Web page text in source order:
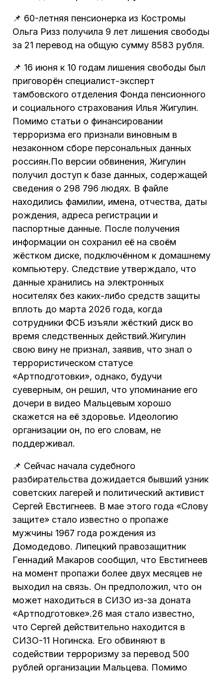
📌 60-летняя пенсионерка из Костромы
Ольга Ризз получила 9 лет лишения свободы
за 21 перевод на общую сумму 8583 рубля.
📌 16 июня к 10 годам лишения свободы был
приговорён специалист-эксперт
тамбовского отделения Фонда пенсионного
и социального страхования Илья Жигулин.
Помимо статьи о финансировании
терроризма его признали виновным в
незаконном сборе персональных данных
россиян.По версии обвинения, Жигулин
получил доступ к базе данных, содержащей
сведения о 298 796 людях. В файле
находились фамилии, имена, отчества, даты
рождения, адреса регистрации и
паспортные данные. После получения
информации он сохранил её на своём
жёстком диске, подключённом к домашнему
компьютеру. Следствие утверждало, что
данные хранились на электронных
носителях без каких-либо средств защиты
вплоть до марта 2026 года, когда
сотрудники ФСБ изъяли жёсткий диск во
время следственных действий.Жигулин
свою вину не признал, заявив, что знал о
террористическом статусе
«Артподготовки», однако, будучи
суеверным, он решил, что упоминание его
дочери в видео Мальцевым хорошо
скажется на её здоровье. Идеологию
организации он, по его словам, не
поддерживал.
📌 Сейчас начала судебного
разбирательства дожидается бывший узник
советских лагерей и политический активист
Сергей Евстигнеев. В мае этого года «Слову
защите» стало известно о пропаже
мужчины 1967 года рождения из
Домодедово. Липецкий правозащитник
Геннадий Макаров сообщил, что Евстигнеев
на момент пропажи более двух месяцев не
выходил на связь. Он предположил, что он
может находиться в СИЗО из-за доната
«Артподготовке».26 мая стало известно,
что Сергей действительно находится в
СИЗО-11 Ногинска. Его обвиняют в
содействии терроризму за перевод 500
рублей организации Мальцева. Помимо